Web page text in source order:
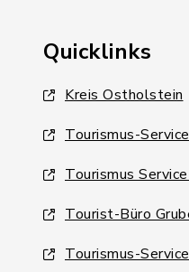
Quicklinks
Kreis Ostholstein
Tourismus-
Tourismus
Tourist-Büro
Tourismus-